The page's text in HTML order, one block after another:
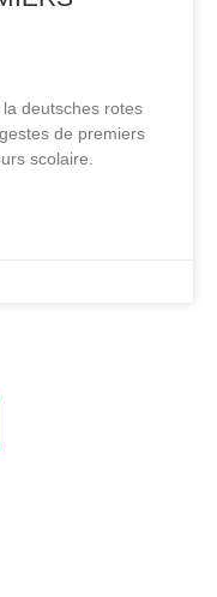
deutsches rotes
de premiers
scolaire.